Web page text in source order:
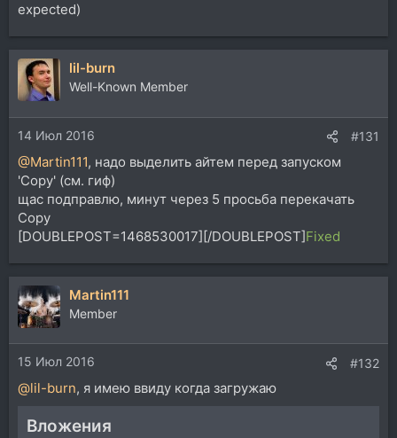
expected)
lil-burn
Well-Known Member
14 Июл 2016 #131
@Martin111, надо выделить айтем перед запуском
'Copy' (см. гиф)
щас подправлю, минут через 5 просьба перекачать
Copy
[DOUBLEPOST=1468530017][/DOUBLEPOST]Fixed
Martin111
Member
15 Июл 2016 #132
@lil-burn, я имею ввиду когда загружаю
Вложения